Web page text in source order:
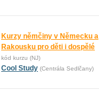
Kurzy němčiny v Německu a
Rakousku pro děti i dospělé
kód kurzu (NJ)
Cool Study (Centrála Sedlčany)